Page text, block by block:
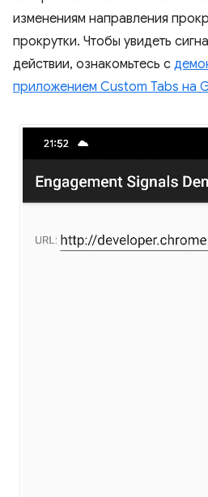
изменениям направления
прокрутки. Чтобы увидеть
действии, ознакомьтесь с
приложением Custom Tabs на